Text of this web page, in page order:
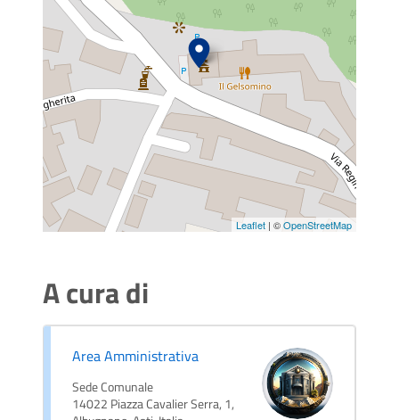
Leaflet | ©OpenStreetMap
A cura di
Area Amministrativa
Sede Comunale
14022 Piazza Cavalier Serra, 1,